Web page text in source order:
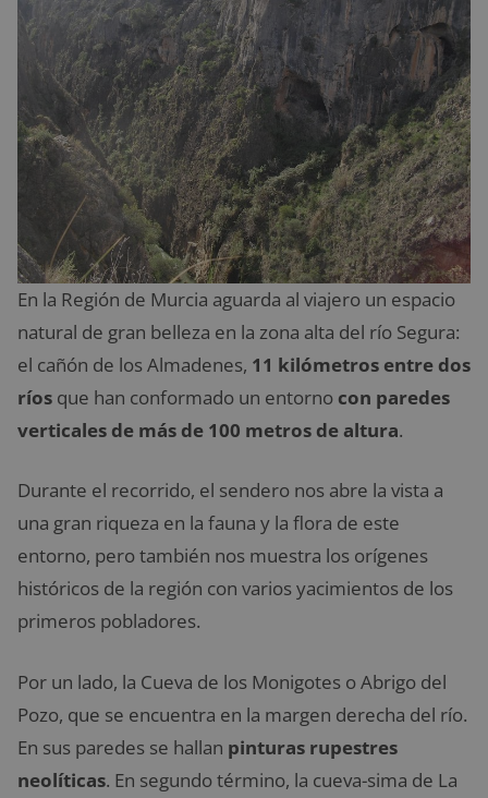
En la Región de Murcia aguarda al viajero un espacio
natural de gran belleza en la zona alta del río Segura:
el cañón de los Almadenes, 11 kilómetros entre dos
ríos que han conformado un entorno con paredes
verticales de más de 100 metros de altura.
Durante el recorrido, el sendero nos abre la vista a
una gran riqueza en la fauna y la flora de este
entorno, pero también nos muestra los orígenes
históricos de la región con varios yacimientos de los
primeros pobladores.
Por un lado, la Cueva de los Monigotes o Abrigo del
Pozo, que se encuentra en la margen derecha del río.
En sus paredes se hallan pinturas rupestres
neolíticas. En segundo término, la cueva-sima de La